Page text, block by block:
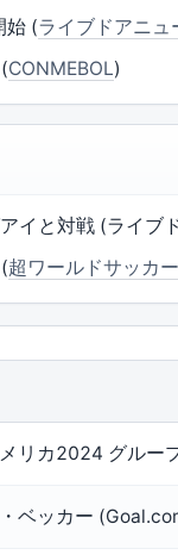
始 (ライブドアニュ
CONMEBOL)
イと対戦 (ライブ
超ワールドサッカ
リカ2024 グルー
ベッカー